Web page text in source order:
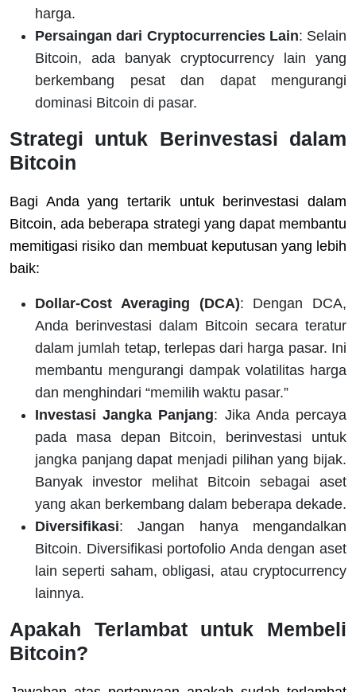
harga.
Persaingan dari Cryptocurrencies Lain: Selain
Bitcoin, ada banyak cryptocurrency lain yang
berkembang pesat dan dapat mengurangi
dominasi Bitcoin di pasar.
Strategi untuk Berinvestasi dalam
Bitcoin
Bagi Anda yang tertarik untuk berinvestasi dalam
Bitcoin, ada beberapa strategi yang dapat membantu
memitigasi risiko dan membuat keputusan yang lebih
baik:
Dollar-Cost Averaging (DCA): Dengan DCA,
Anda berinvestasi dalam Bitcoin secara teratur
dalam jumlah tetap, terlepas dari harga pasar. Ini
membantu mengurangi dampak volatilitas harga
dan menghindari “memilih waktu pasar.”
Investasi Jangka Panjang: Jika Anda percaya
pada masa depan Bitcoin, berinvestasi untuk
jangka panjang dapat menjadi pilihan yang bijak.
Banyak investor melihat Bitcoin sebagai aset
yang akan berkembang dalam beberapa dekade.
Diversifikasi: Jangan hanya mengandalkan
Bitcoin. Diversifikasi portofolio Anda dengan aset
lain seperti saham, obligasi, atau cryptocurrency
lainnya.
Apakah Terlambat untuk Membeli
Bitcoin?